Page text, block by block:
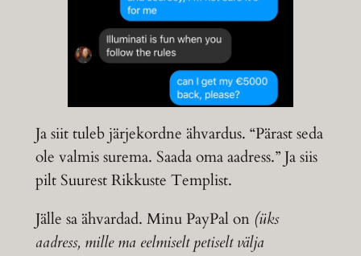
Ja siit tuleb järjekordne ähvardus. “Pärast seda
ole valmis surema. Saada oma aadress.” Ja siis
pilt Suurest Rikkuste Templist.
Jälle sa ähvardad. Minu PayPal on (üks
aadress, mille ma eelmiselt petiselt välja